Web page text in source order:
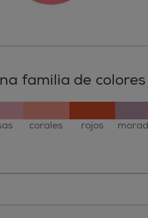
familia de colores
corales rojos